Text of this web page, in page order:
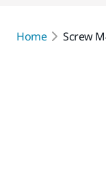
Home Screw